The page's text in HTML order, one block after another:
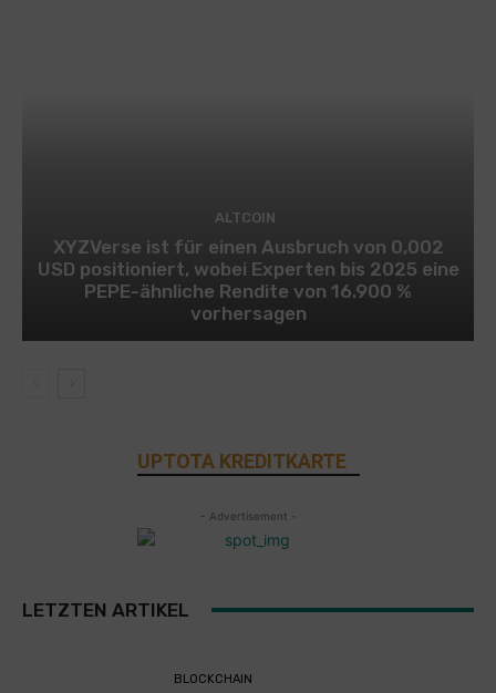
ALTCOIN
XYZVerse ist für einen Ausbruch von 0,002
USD positioniert, wobei Experten bis 2025 eine
PEPE-ähnliche Rendite von 16.900 %
vorhersagen
UPTOTA KREDITKARTE
- Advertisement -
LETZTEN ARTIKEL
BLOCKCHAIN